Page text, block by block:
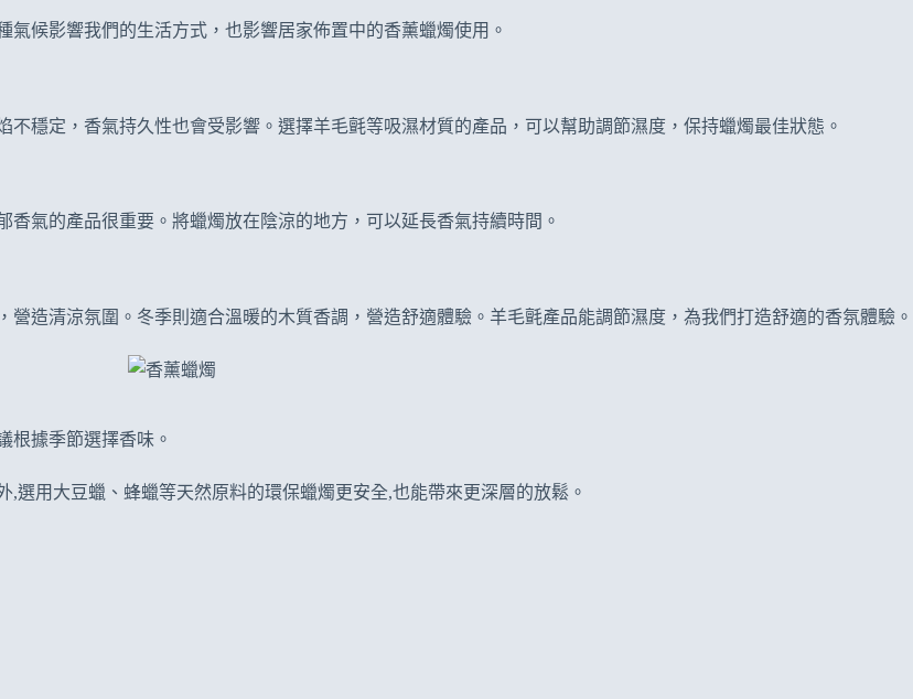
候影響我們的生活方式，也影響居家佈置中的香薰蠟燭使用。
穩定，香氣持久性也會受影響。選擇羊毛氈等吸濕材質的產品，可以幫助調節濕度，保持蠟燭最佳狀態。
氣的產品很重要。將蠟燭放在陰涼的地方，可以延長香氣持續時間。
造清涼氛圍。冬季則適合溫暖的木質香調，營造舒適體驗。羊毛氈產品能調節濕度，為我們打造舒適的香氛體驗。
根據季節選擇香味。
用大豆蠟、蜂蠟等天然原料的環保蠟燭更安全,也能帶來更深層的放鬆。